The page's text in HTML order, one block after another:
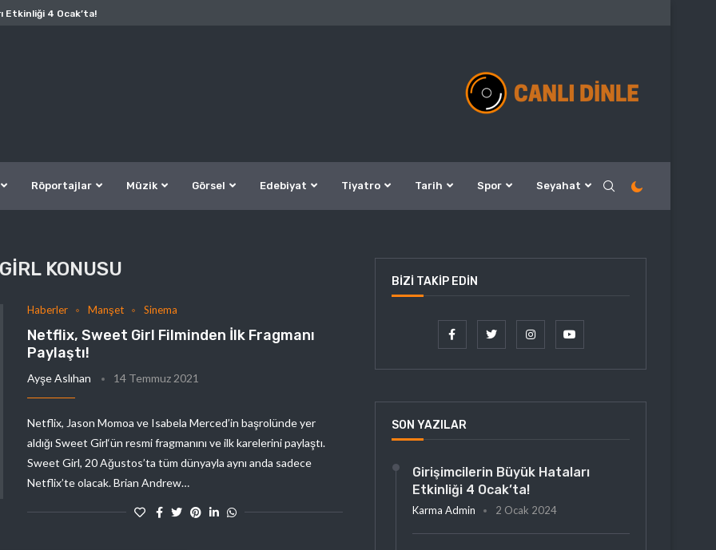
Etkinliği 4 Ocak’ta!
Röportajlar Müzik Görsel Edebiyat Tiyatro Tarih Spor Seyahat
KONUSU
Haberler Manşet Sinema
Netflix, Sweet Girl Filminden İlk Fragmanı
Paylaştı!
Ayşe Aslıhan 14 Temmuz 2021
Netflix, Jason Momoa ve Isabela Merced’in başrolünde yer
aldığı Sweet Girl‘ün resmi fragmanını ve ilk karelerini paylaştı.
Sweet Girl, 20 Ağustos’ta tüm dünyayla aynı anda sadece
Netflix’te olacak. Brian Andrew…
BIZI TAKIP EDIN
SON YAZILAR
Girişimcilerin Büyük Hataları
Etkinliği 4 Ocak’ta!
Karma Admin 2 Ocak 2024